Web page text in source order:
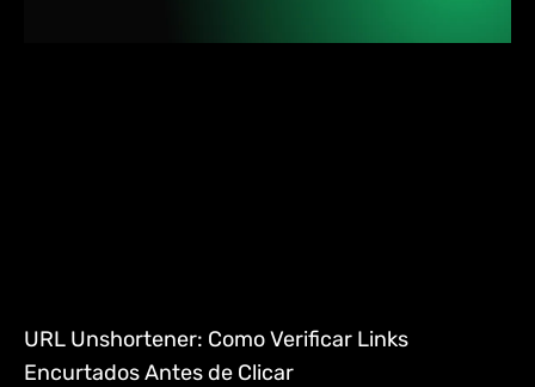
URL Unshortener: Como Verificar Links
Encurtados Antes de Clicar